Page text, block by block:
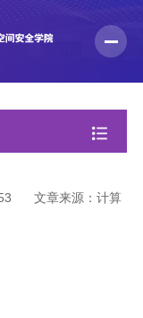
文章来源：计算